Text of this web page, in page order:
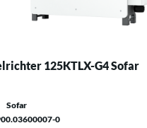
125KTLX-G4 Sofar
Sofar
0